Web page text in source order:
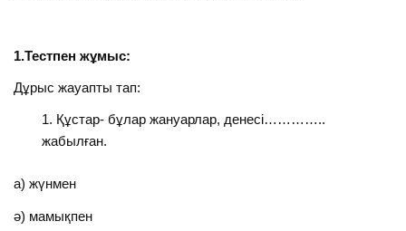
1.Тестпен жұмыс:
Дұрыс жауапты тап:
Құстар- бұлар жануарлар, денесі…………..
жабылған.
а) жүнмен
ә) мамықпен